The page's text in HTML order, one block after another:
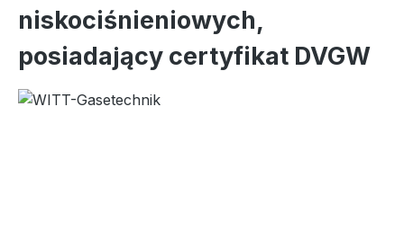
niskociśnieniowych,
posiadający certyfikat DVGW